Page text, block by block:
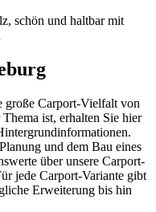
große Carport-Vielfalt von
ist, erhalten Sie hier
und dem Bau eines
über unsere Carport-
jede Carport-Variante gibt
Erweiterung bis hin